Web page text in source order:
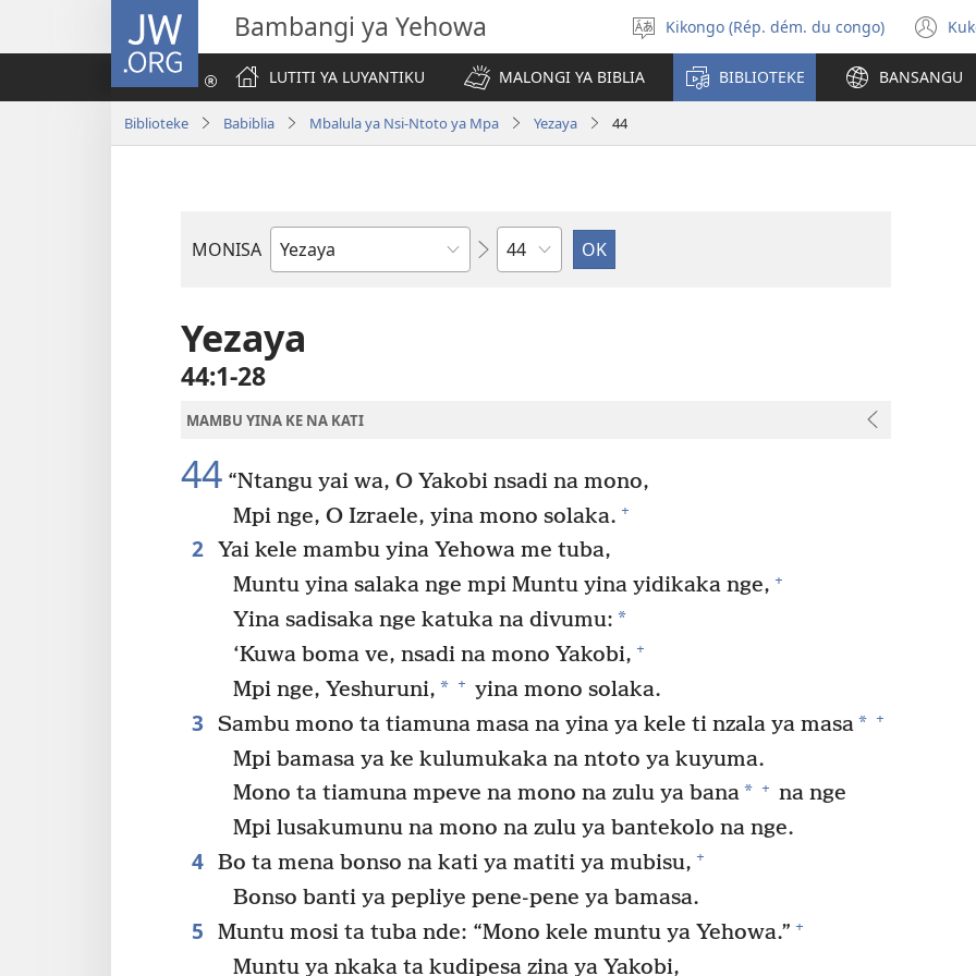
JW.ORG Bambangi ya Yehowa
Sola
ndinga
Kikongo (Rép. dém. du congo)
(ke
ya
LUTITI YA LUYANTIKU
MALONGI YA BIBLIA BIBLIOTEKE BANSANGU
Biblioteke Babiblia Mbalula ya Nsi-Ntoto ya Mpa Yezaya 44
MONISA
Mikanda
Kapu
Yezaya
44:1-28
MAMBU YINA KE NA KATI
44 “Ntangu yai wa, O Yakobi nsadi na mono,
Mpi nge, O Izraele, yina mono solaka. +
2 Yai kele mambu yina Yehowa me tuba,
Muntu yina salaka nge mpi Muntu yina yidikaka nge, +
Yina sadisaka nge katuka na divumu: *
‘Kuwa boma ve, nsadi na mono Yakobi, +
Mpi nge, Yeshuruni, * + yina mono solaka.
3 Sambu mono ta tiamuna masa na yina ya kele ti nzala ya masa* +
Mpi bamasa ya ke kulumukaka na ntoto ya kuyuma.
Mono ta tiamuna mpeve na mono na zulu ya bana* + na nge
Mpi lusakumunu na mono na zulu ya bantekolo na nge.
4 Bo ta mena bonso na kati ya matiti ya mubisu, +
Bonso banti ya pepliye pene-pene ya bamasa.
5 Muntu mosi ta tuba nde: “Mono kele muntu ya Yehowa.” +
Muntu ya nkaka ta kudipesa zina ya Yakobi,